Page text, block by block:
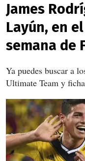
James
Layún, en
semana de
Ya puedes buscar a
Ultimate Team y